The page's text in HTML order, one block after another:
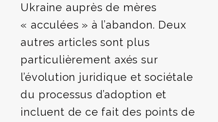
Ukraine auprès de mères
« acculées » à l’abandon. Deux
autres articles sont plus
particulièrement axés sur
l’évolution juridique et sociétale
du processus d’adoption et
incluent de ce fait des points de